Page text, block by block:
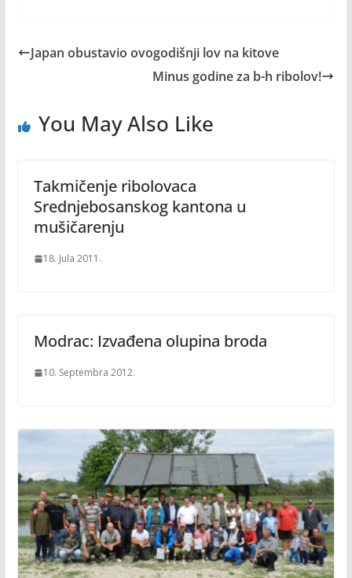
Japan obustavio ovogodišnji lov na kitove
Minus godine za b-h ribolov!
You May Also Like
Takmičenje ribolovaca
Srednjebosanskog kantona u
mušičarenju
18. Jula 2011.
Modrac: Izvađena olupina broda
10. Septembra 2012.